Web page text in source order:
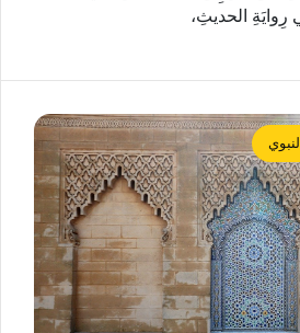
الحديثِ،